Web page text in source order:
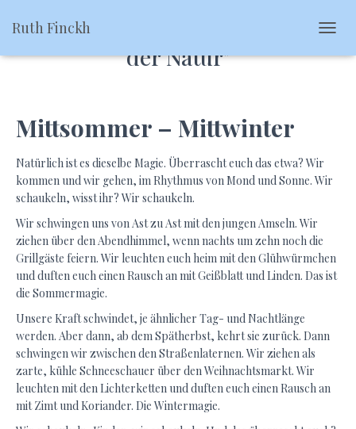
Ruth Finckh
A
A
L
Anthologie "Begegnungen mit
der Natur"
Mittsommer – Mittwinter
Natürlich ist es dieselbe Magie. Überrascht euch das etwa? Wir
kommen und wir gehen, im Rhythmus von Mond und Sonne. Wir
schaukeln, wisst ihr? Wir schaukeln.
Wir schwingen uns von Ast zu Ast mit den jungen Amseln. Wir
ziehen über den Abendhimmel, wenn nachts um zehn noch die
Grillgäste feiern. Wir leuchten euch heim mit den Glühwürmchen
und duften euch einen Rausch an mit Geißblatt und Linden. Das ist
die Sommermagie.
Unsere Kraft schwindet, je ähnlicher Tag- und Nachtlänge
werden. Aber dann, ab dem Spätherbst, kehrt sie zurück. Dann
schwingen wir zwischen den Straßenlaternen. Wir ziehen als
zarte, kühle Schneeschauer über den Weihnachtsmarkt. Wir
leuchten mit den Lichterketten und duften euch einen Rausch an
mit Zimt und Koriander. Die Wintermagie.